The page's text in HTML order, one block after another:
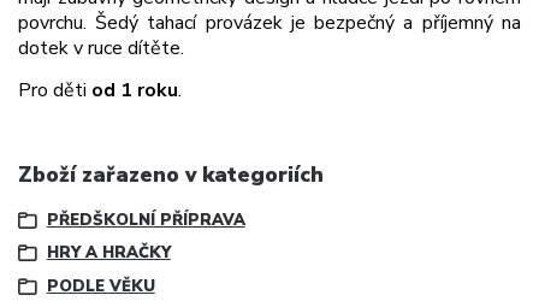
povrchu. Šedý tahací provázek je bezpečný a příjemný na
dotek v ruce dítěte.
Pro děti od 1 roku.
Zboží zařazeno v kategoriích
PŘEDŠKOLNÍ PŘÍPRAVA
HRY A HRAČKY
PODLE VĚKU